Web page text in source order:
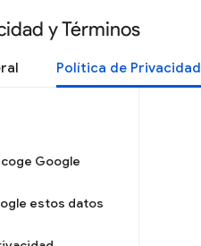
y Términos
Política de Privacidad
Google
estos datos